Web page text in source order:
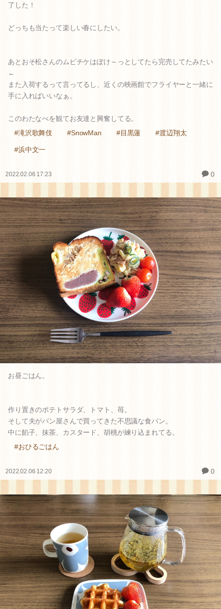
了した！
どっちも当たって楽しい春にしたい。
あとおそ松さんのムビチケはぽけ～っとしてたら完売してたみたい
←
また入荷するって言ってるし、近くの映画館でフライヤーと一緒に
手に入ればいいなぁ。
このわたなべを観てお友達と興奮してる。
#滝沢歌舞伎
#SnowMan #目黒蓮 #渡辺翔太
#浜中文一
2022.02.06 17:23 0
お昼ごはん。
作り置きのポテトサラダ、トマト、苺。
そして夫がパン屋さんで買ってきた不思議な食パン。
中に餡子、抹茶、カスタード、胡桃が練り込まれてる。
#おひるごはん
2022.02.06 12:20 0